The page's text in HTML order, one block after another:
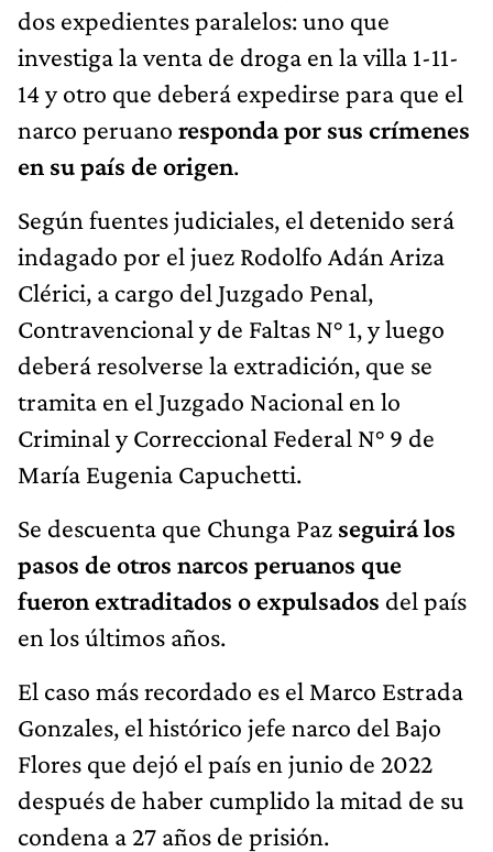
dos expedientes paralelos: uno que
investiga la venta de droga en la villa 1-11-
14 y otro que deberá expedirse para que el
narco peruano responda por sus crímenes
en su país de origen.
Según fuentes judiciales, el detenido será
indagado por el juez Rodolfo Adán Ariza
Clérici, a cargo del Juzgado Penal,
Contravencional y de Faltas N° 1, y luego
deberá resolverse la extradición, que se
tramita en el Juzgado Nacional en lo
Criminal y Correccional Federal N° 9 de
María Eugenia Capuchetti.
Se descuenta que Chunga Paz seguirá los
pasos de otros narcos peruanos que
fueron extraditados o expulsados del país
en los últimos años.
El caso más recordado es el Marco Estrada
Gonzales, el histórico jefe narco del Bajo
Flores que dejó el país en junio de 2022
después de haber cumplido la mitad de su
condena a 27 años de prisión.